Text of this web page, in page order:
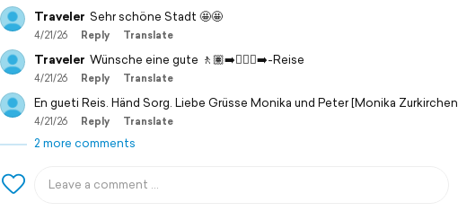
Traveler Sehr schöne Stadt 🤩🤩
4/21/26 Reply Translate
Traveler Wünsche eine gute 🚶🏽‍➡️🚶🏻‍♀️‍➡️-Reise
4/21/26 Reply Translate
En gueti Reis. Händ Sorg. Liebe Grüsse Monika und Peter [Monika
4/21/26 Reply Translate
2 more comments